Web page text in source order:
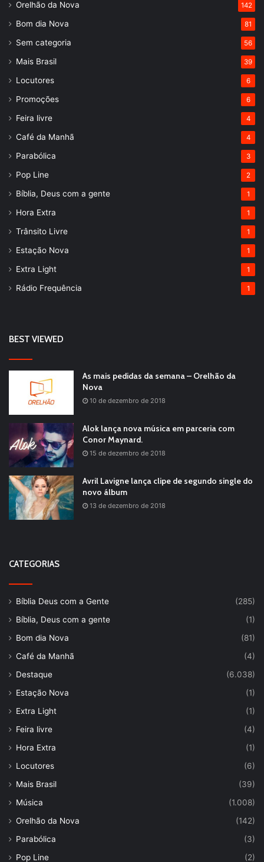
Orelhão da Nova 142
Bom dia Nova 81
Sem categoria 56
Mais Brasil 39
Locutores 6
Promoções 6
Feira livre 4
Café da Manhã 4
Parabólica 3
Pop Line 2
Bíblia, Deus com a gente 1
Hora Extra 1
Trânsito Livre 1
Estação Nova 1
Extra Light 1
Rádio Frequência 1
BEST VIEWED
As mais pedidas da semana – Orelhão da
Nova
10 de dezembro de 2018
Alok lança nova música em parceria com
Conor Maynard.
15 de dezembro de 2018
Avril Lavigne lança clipe de segundo single do
novo álbum
13 de dezembro de 2018
CATEGORIAS
Bíblia Deus com a Gente
(285)
Bíblia, Deus com a gente
(1)
Bom dia Nova
(81)
Café da Manhã
(4)
Destaque
(6.038)
Estação Nova
(1)
Extra Light
(1)
Feira livre
(4)
Hora Extra
(1)
Locutores
(6)
Mais Brasil
(39)
Música
(1.008)
Orelhão da Nova
(142)
Parabólica
(3)
Pop Line
(2)